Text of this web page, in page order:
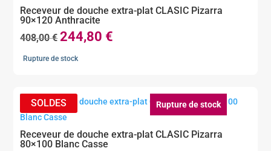
Receveur de douche extra-plat CLASIC Pizarra
90×120 Anthracite
408,00€Le
prix
408,00 €.
244,80 €
244,80 €.
Rupture de stock
Rupture de stock
Receveur de douche extra-plat CLASIC Pizarra
80×100 Blanc Casse